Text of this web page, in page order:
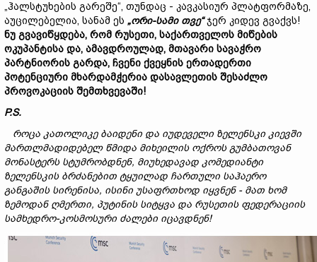
„ჰალსტუხების გარეშე“, თუნდაც - კავკასიურ პლატფორმაზე,
აუცილებელია, სანამ ეს „ორი-სამი თვე“ჯერ კიდევ გვაქვს!
ნუ გვავიწყდება, რომ რუსეთი, საქართველოს მიწების
ოკუპანტისა და, ამავდროულად, მთავარი სავაჭრო
პარტნიორის გარდა, ჩვენი ქვეყნის ერთადერთი
პოტენციური მხარდამჭერია დასავლეთის შესაძლო
პროვოკაციის შემთხვევაში!
P.S.
როცა კათოლიკე ბაიდენი და იუდეველი ზელენსკი კიევში
მართლმადიდებელ წმიდა მიხეილის ოქროს გუმბათოვან
მონასტერს სტუმრობდნენ, მიუხედავად კომედიანტი
ზელენსკის ბრძანებით ტყუილად ჩართული საჰაერო
განგაშის სირენისა, ისინი უსაფრთხოდ იყვნენ - მათ ხომ
ზემოდან ღმერთი, პუტინის სიტყვა და რუსეთის ფედერაციის
სამხედრო-კოსმოსური ძალები იცავდნენ!